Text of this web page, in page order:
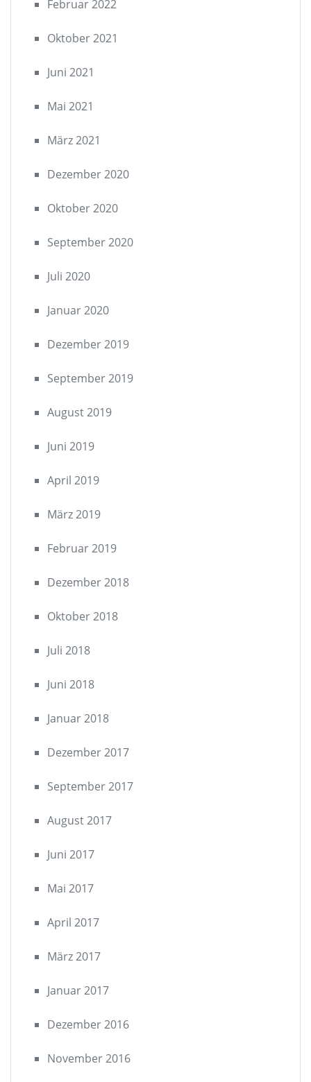
Februar 2022
Oktober 2021
Juni 2021
Mai 2021
März 2021
Dezember 2020
Oktober 2020
September 2020
Juli 2020
Januar 2020
Dezember 2019
September 2019
August 2019
Juni 2019
April 2019
März 2019
Februar 2019
Dezember 2018
Oktober 2018
Juli 2018
Juni 2018
Januar 2018
Dezember 2017
September 2017
August 2017
Juni 2017
Mai 2017
April 2017
März 2017
Januar 2017
Dezember 2016
November 2016